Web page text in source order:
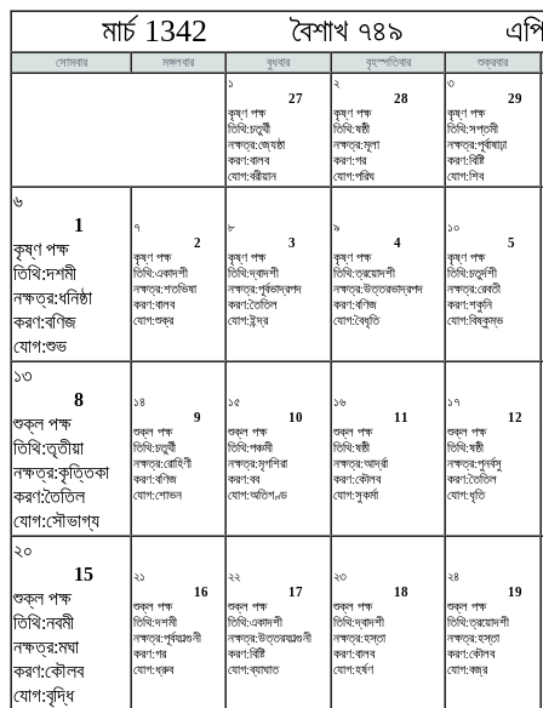
মার্চ 1342 বৈশাখ ৭৪৯
সোমবার মঙ্গলবার বুধবার বৃহস্পতিবার
শুক্রবার
১
27
কৃষ্ণ পক্ষ
তিথি:চতুর্থী
নক্ষত্র:জ্যেষ্ঠা
করণ:বালব
যোগ:বরীয়ান
২
28
কৃষ্ণ পক্ষ
তিথি:ষষ্ঠী
নক্ষত্র:মূলা
করণ:গর
যোগ:পরিঘ
৩
29
কৃষ্ণ পক্ষ
তিথি:সপ্তমী
নক্ষত্র:পূর্বাষাঢ়া
করণ:বিষ্টি
যোগ:শিব
৬
1
কৃষ্ণ পক্ষ
তিথি:দশমী
নক্ষত্র:ধনিষ্ঠা
করণ:বণিজ
যোগ:শুভ
৭
2
কৃষ্ণ পক্ষ
তিথি:একাদশী
নক্ষত্র:শতভিষ‌া
করণ:বালব
যোগ:শুক্র
৮
3
কৃষ্ণ পক্ষ
তিথি:দ্বাদশী
নক্ষত্র:পূর্বভাদ্রপদ
করণ:তৈতিল
যোগ:ইন্দ্র
৯
4
কৃষ্ণ পক্ষ
তিথি:ত্রয়োদশী
নক্ষত্র:উত্তরভাদ্রপদ
করণ:বণিজ
যোগ:বৈধৃতি
১০
5
কৃষ্ণ পক্ষ
তিথি:চতুর্দশী
নক্ষত্র:রেবতী
করণ:শকুনি
যোগ:বিষ্কুম্ভ
১৩
8
শুক্ল পক্ষ
তিথি:তৃতীয়া
নক্ষত্র:কৃত্তিকা
করণ:তৈতিল
যোগ:সৌভাগ্য
১৪
9
শুক্ল পক্ষ
তিথি:চতুর্থী
নক্ষত্র:রোহিণী
করণ:বণিজ
যোগ:শোভন
১৫
10
শুক্ল পক্ষ
তিথি:পঞ্চমী
নক্ষত্র:মৃগশিরা
করণ:বব
যোগ:অতিগণ্ড
১৬
11
শুক্ল পক্ষ
তিথি:ষষ্ঠী
নক্ষত্র:আর্দ্রা
করণ:কৌলব
যোগ:সুকর্মা
১৭
12
শুক্ল পক্ষ
তিথি:ষষ্ঠী
নক্ষত্র:পুনর্বসু
করণ:তৈতিল
যোগ:ধৃতি
২০
15
শুক্ল পক্ষ
তিথি:নবমী
নক্ষত্র:মঘা
করণ:কৌলব
যোগ:বৃদ্ধি
২১
16
শুক্ল পক্ষ
তিথি:দশমী
নক্ষত্র:পূর্বফাল্গুনী
করণ:গর
যোগ:ধ্রুব
২২
17
শুক্ল পক্ষ
তিথি:একাদশী
নক্ষত্র:উত্তরফাল্গুনী
করণ:বিষ্টি
যোগ:ব্যাঘাত
২৩
18
শুক্ল পক্ষ
তিথি:দ্বাদশী
নক্ষত্র:হস্তা
করণ:বালব
যোগ:হর্ষণ
২৪
19
শুক্ল পক্ষ
তিথি:ত্রয়োদশী
নক্ষত্র:হস্তা
করণ:কৌলব
যোগ:বজ্র